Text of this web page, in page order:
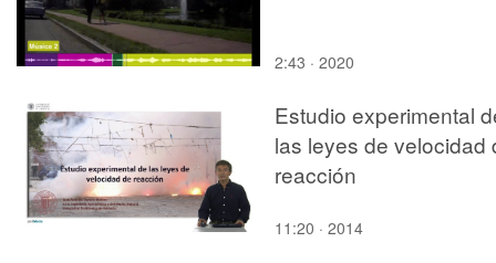
2:43 · 2020
Estudio experimental
las leyes de velocidad
reacción
11:20 · 2014